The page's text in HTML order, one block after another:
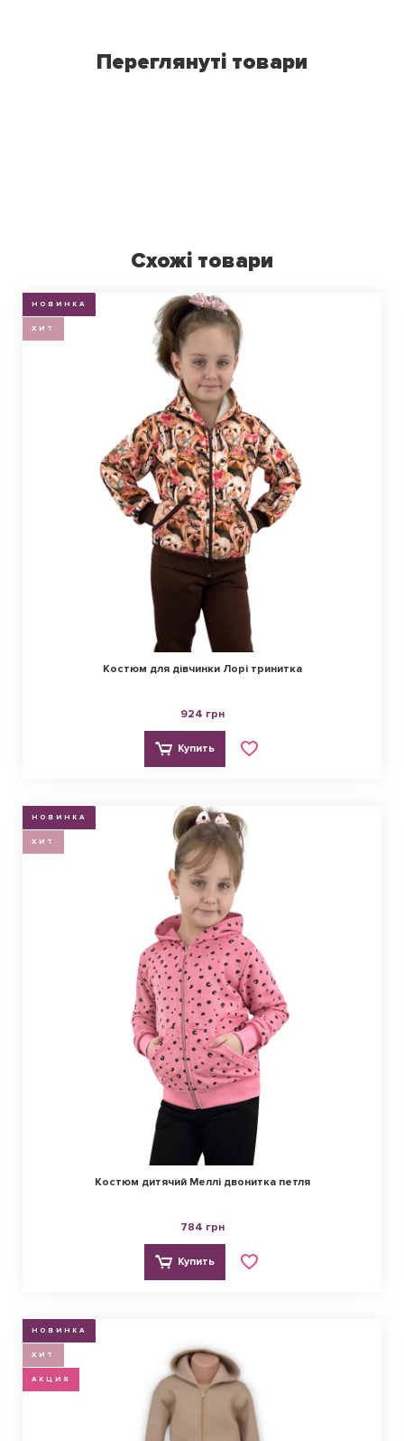
Переглянуті товари
Схожі товари
НОВИНКА
ХИТ
Костюм для дівчинки Лорі тринитка
924 грн
Купить
НОВИНКА
ХИТ
Костюм дитячий Меллі двонитка петля
784 грн
Купить
НОВИНКА
ХИТ
АКЦИЯ